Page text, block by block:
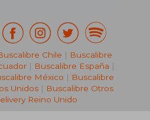
Chile | Buscalibre
| Buscalibre España |
México | Buscalibre
Unidos| Buscalibre Otros
Reino Unido